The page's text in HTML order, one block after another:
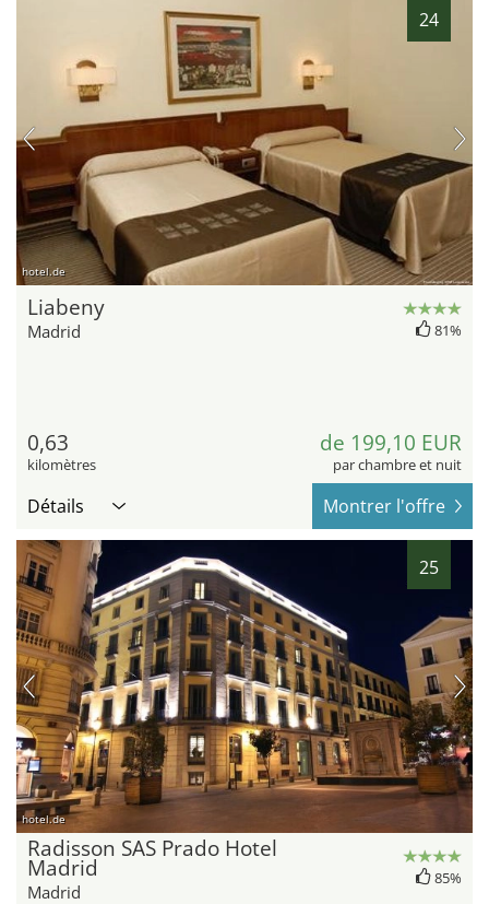
24
hotel.de
Liabeny
Madrid 81%
0,63
kilomètres
de 199,10 EUR
par chambre et nuit
Détails Montrer l'offre
25
hotel.de
Radisson SAS Prado Hotel
Madrid
Madrid
85%